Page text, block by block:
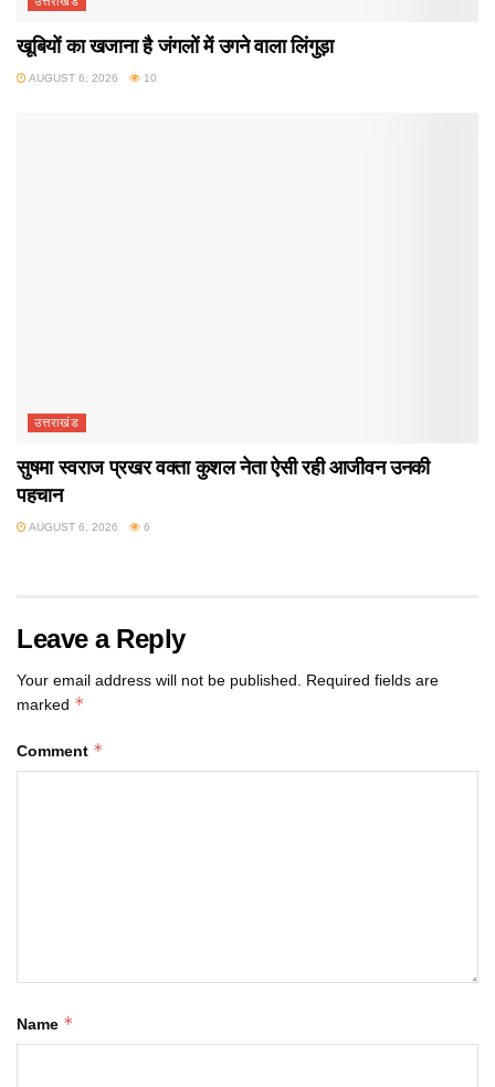
खूबियों का खजाना है जंगलों में उगने वाला लिंगुड़ा
AUGUST 6, 2026 10
उत्तराखंड
सुषमा स्वराज प्रखर वक्ता कुशल नेता ऐसी रही आजीवन उनकी
पहचान
AUGUST 6, 2026 6
Leave a Reply
Your email address will not be published.
Required fields are
marked *
Comment *
Name *